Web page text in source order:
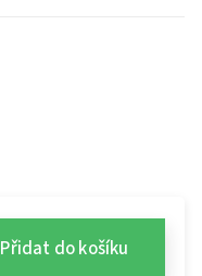
Přidat do košíku